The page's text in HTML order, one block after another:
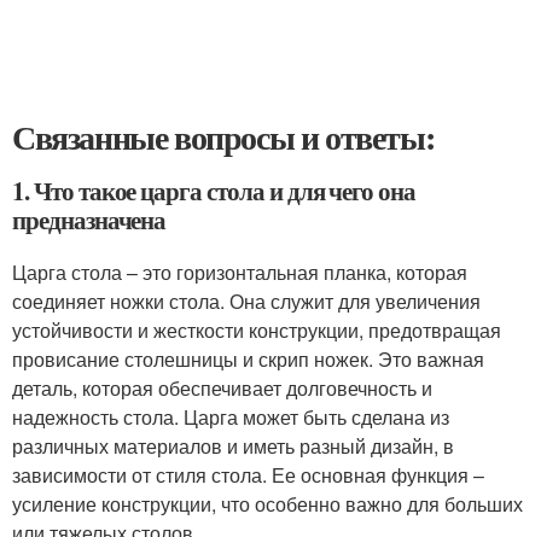
Связанные вопросы и ответы:
1. Что такое царга стола и для чего она
предназначена
Царга стола – это горизонтальная планка, которая
соединяет ножки стола. Она служит для увеличения
устойчивости и жесткости конструкции, предотвращая
провисание столешницы и скрип ножек. Это важная
деталь, которая обеспечивает долговечность и
надежность стола. Царга может быть сделана из
различных материалов и иметь разный дизайн, в
зависимости от стиля стола. Ее основная функция –
усиление конструкции, что особенно важно для больших